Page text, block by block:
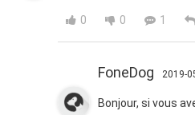
0 0 1
FoneDog 2019-
Bonjour, si vous